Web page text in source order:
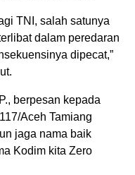
TNI, salah satunya
dalam peredaran
dipecat,”
berpesan kepada
Aceh Tamiang
jaga nama baik
Kodim kita Zero